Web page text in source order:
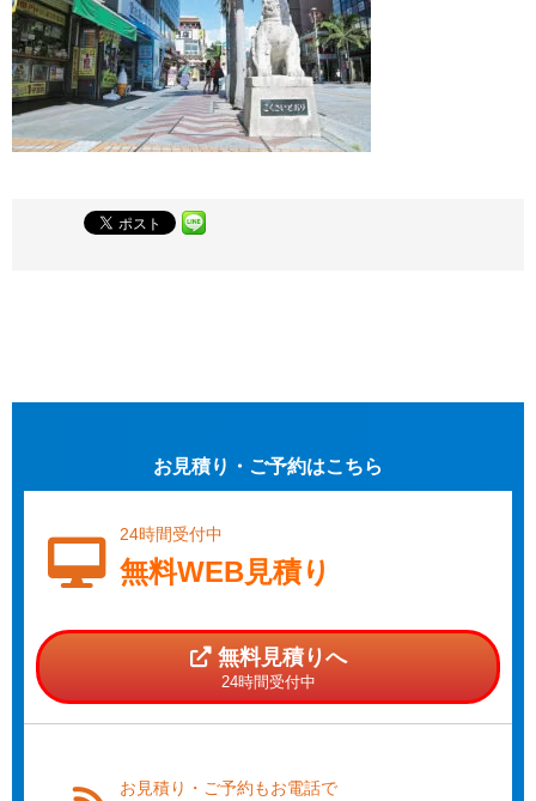
お見積り・ご予約はこちら
24時間受付中
無料WEB見積り
無料見積りへ
24時間受付中
お見積り・ご予約もお電話で